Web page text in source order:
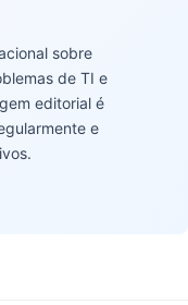
sobre
de TI e
editorial é
e